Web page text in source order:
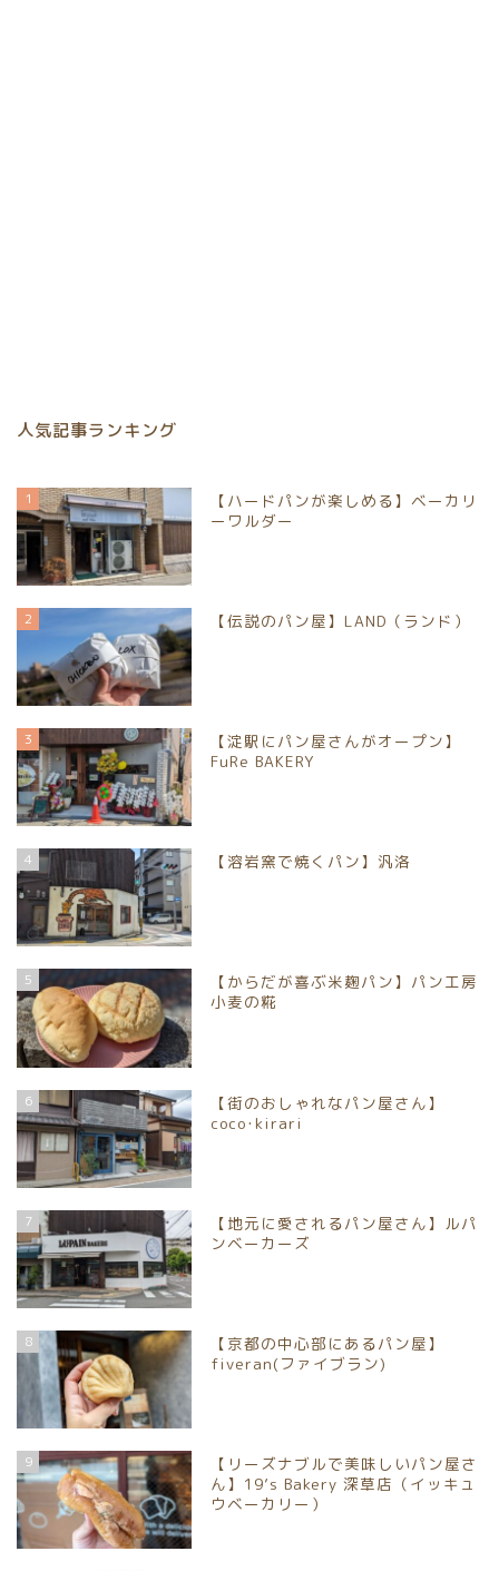
人気記事ランキング
1
【ハードパンが楽しめる】ベーカリ
ーワルダー
2 【伝説のパン屋】LAND（ランド）
3
【淀駅にパン屋さんがオープン】
FuRe BAKERY
4 【溶岩窯で焼くパン】汎洛
5
【からだが喜ぶ米麹パン】パン工房
小麦の糀
6
【街のおしゃれなパン屋さん】
coco･kirari
7
【地元に愛されるパン屋さん】ルパ
ンベーカーズ
8
【京都の中心部にあるパン屋】
fiveran(ファイブラン)
9
【リーズナブルで美味しいパン屋さ
ん】19’s Bakery 深草店（イッキュ
ウベーカリー）